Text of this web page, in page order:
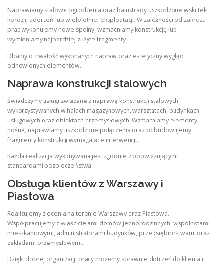
Naprawiamy stalowe ogrodzenia oraz balustrady uszkodzone wskutek
korozji, uderzeń lub wieloletniej eksploatacji. W zależności od zakresu
prac wykonujemy nowe spoiny, wzmacniamy konstrukcję lub
wymieniamy najbardziej zużyte fragmenty.
Dbamy o trwałość wykonanych napraw oraz estetyczny wygląd
odnowionych elementów.
Naprawa konstrukcji stalowych
Świadczymy usługi związane z naprawą konstrukcji stalowych
wykorzystywanych w halach magazynowych, warsztatach, budynkach
usługowych oraz obiektach przemysłowych. Wzmacniamy elementy
nośne, naprawiamy uszkodzone połączenia oraz odbudowujemy
fragmenty konstrukcji wymagające interwencji.
Każda realizacja wykonywana jest zgodnie z obowiązującymi
standardami bezpieczeństwa.
Obsługa klientów z Warszawy i
Piastowa
Realizujemy zlecenia na terenie Warszawy oraz Piastowa.
Współpracujemy z właścicielami domów jednorodzinnych, wspólnotami
mieszkaniowymi, administratorami budynków, przedsiębiorstwami oraz
zakładami przemysłowymi.
Dzięki dobrej organizacji pracy możemy sprawnie dotrzeć do klienta i